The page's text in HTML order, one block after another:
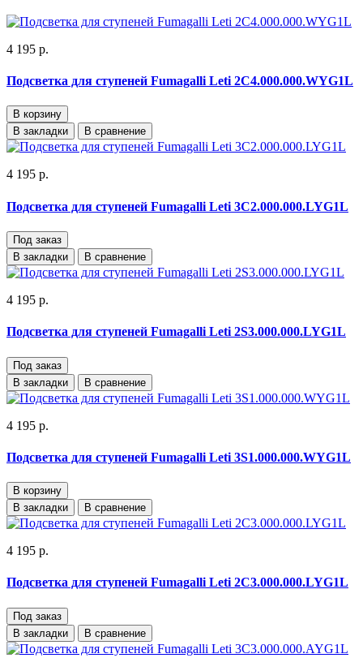
4 195 р.
Подсветка для ступеней Fumagalli Leti 2C4.000.000.WYG1L
В корзину
В закладки
В сравнение
4 195 р.
Подсветка для ступеней Fumagalli Leti 3C2.000.000.LYG1L
Под заказ
В закладки
В сравнение
4 195 р.
Подсветка для ступеней Fumagalli Leti 2S3.000.000.LYG1L
Под заказ
В закладки
В сравнение
4 195 р.
Подсветка для ступеней Fumagalli Leti 3S1.000.000.WYG1L
В корзину
В закладки
В сравнение
4 195 р.
Подсветка для ступеней Fumagalli Leti 2C3.000.000.LYG1L
Под заказ
В закладки
В сравнение